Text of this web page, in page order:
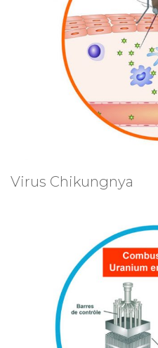
Virus Chikungnya